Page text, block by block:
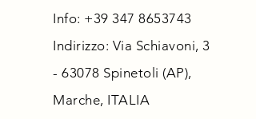
Info: +39 347 8653743
Indirizzo: Via Schiavoni, 3
- 63078 Spinetoli (AP),
Marche, ITALIA